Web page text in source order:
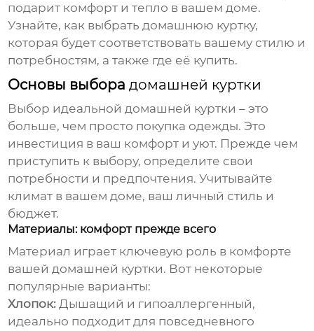
подарит комфорт и тепло в вашем доме.
Узнайте, как выбратьдомашнюю куртку,
которая будет соответствовать вашему стилю и
потребностям, а также где её купить.
Основы выборадомашней куртки
Выбор идеальнойдомашней куртки – это
больше, чем просто покупка одежды. Это
инвестиция в ваш комфорт и уют. Прежде чем
приступить к выбору, определите свои
потребности и предпочтения. Учитывайте
климат в вашем доме, ваш личный стиль и
бюджет.
Материалы: комфорт прежде всего
Материал играет ключевую роль в комфорте
вашейдомашней куртки. Вот некоторые
популярные варианты:
Хлопок: Дышащий и гипоаллергенный,
идеально подходит для повседневного